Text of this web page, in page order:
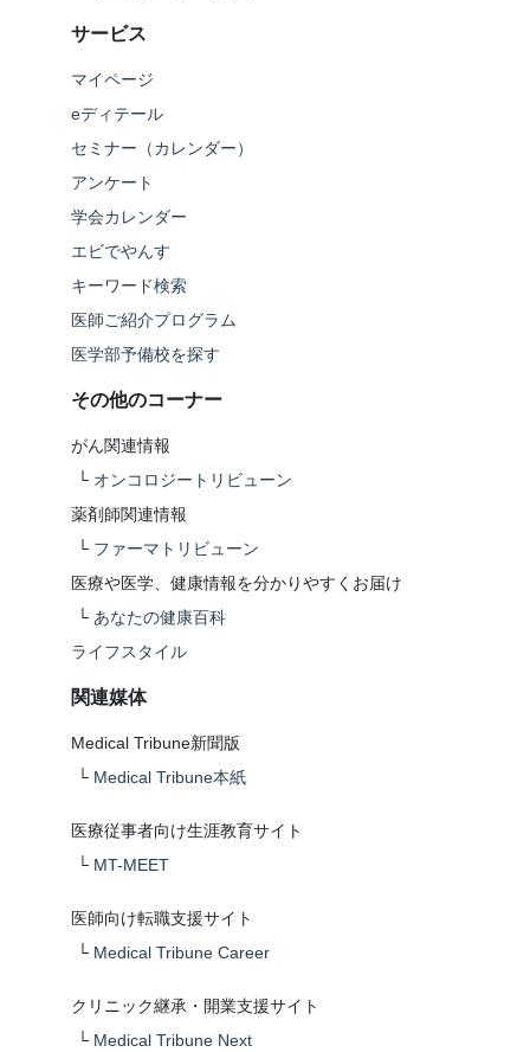
サービス
マイページ
eディテール
セミナー（カレンダー）
アンケート
学会カレンダー
エビでやんす
キーワード検索
医師ご紹介プログラム
医学部予備校を探す
その他のコーナー
がん関連情報
└ オンコロジートリビューン
薬剤師関連情報
└ ファーマトリビューン
医療や医学、健康情報を分かりやすくお届け
└ あなたの健康百科
ライフスタイル
関連媒体
Medical Tribune新聞版
└ Medical Tribune本紙
医療従事者向け生涯教育サイト
└ MT-MEET
医師向け転職支援サイト
└ Medical Tribune Career
クリニック継承・開業支援サイト
└ Medical Tribune Next